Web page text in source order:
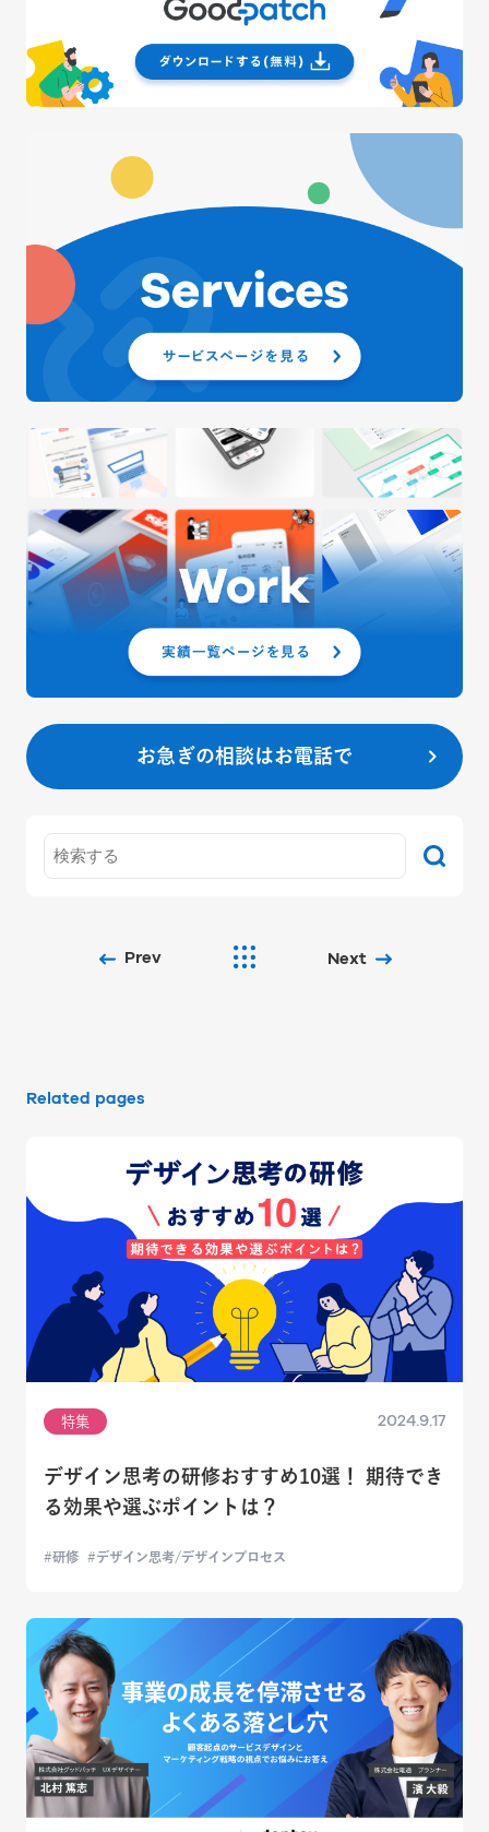
お急ぎの相談はお電話で
Prev Next
Related pages
特集 2024.9.17
デザイン思考の研修おすすめ10選！ 期待でき
る効果や選ぶポイントは？
研修 デザイン思考/デザインプロセス